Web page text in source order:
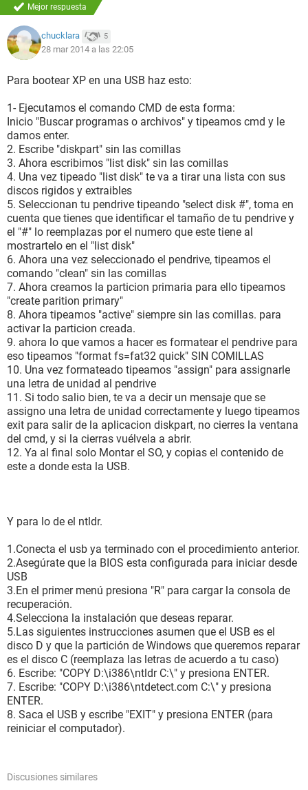
Mejor respuesta
chucklara 5
28 mar 2014 a las 22:05
Para bootear XP en una USB haz esto:
1- Ejecutamos el comando CMD de esta forma:
Inicio "Buscar programas o archivos" y tipeamos cmd y le
damos enter.
2. Escribe "diskpart" sin las comillas
3. Ahora escribimos "list disk" sin las comillas
4. Una vez tipeado "list disk" te va a tirar una lista con sus
discos rigidos y extraibles
5. Seleccionan tu pendrive tipeando "select disk #", toma en
cuenta que tienes que identificar el tamaño de tu pendrive y
el "#" lo reemplazas por el numero que este tiene al
mostrartelo en el "list disk"
6. Ahora una vez seleccionado el pendrive, tipeamos el
comando "clean" sin las comillas
7. Ahora creamos la particion primaria para ello tipeamos
"create parition primary"
8. Ahora tipeamos "active" siempre sin las comillas. para
activar la particion creada.
9. ahora lo que vamos a hacer es formatear el pendrive para
eso tipeamos "format fs=fat32 quick" SIN COMILLAS
10. Una vez formateado tipeamos "assign" para assignarle
una letra de unidad al pendrive
11. Si todo salio bien, te va a decir un mensaje que se
assigno una letra de unidad correctamente y luego tipeamos
exit para salir de la aplicacion diskpart, no cierres la ventana
del cmd, y si la cierras vuélvela a abrir.
12. Ya al final solo Montar el SO, y copias el contenido de
este a donde esta la USB.
Y para lo de el ntldr.
1.Conecta el usb ya terminado con el procedimiento anterior.
2.Asegúrate que la BIOS esta configurada para iniciar desde
USB
3.En el primer menú presiona "R" para cargar la consola de
recuperación.
4.Selecciona la instalación que deseas reparar.
5.Las siguientes instrucciones asumen que el USB es el
disco D y que la partición de Windows que queremos reparar
es el disco C (reemplaza las letras de acuerdo a tu caso)
6. Escribe: "COPY D:\i386\ntldr C:\" y presiona ENTER.
7. Escribe: "COPY D:\i386\ntdetect.com C:\" y presiona
ENTER.
8. Saca el USB y escribe "EXIT" y presiona ENTER (para
reiniciar el computador).
Discusiones similares